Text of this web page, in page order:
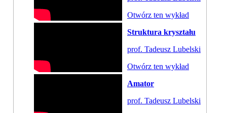
Otwórz ten wykład
Struktura kryształu
prof. Tadeusz Lubelski
Otwórz ten wykład
Amator
prof. Tadeusz Lubelski